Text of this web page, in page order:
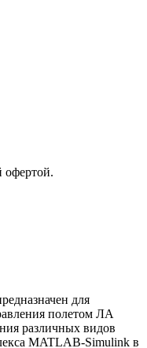
офертой.
для
полетом ЛА
различных видов
MATLAB-Simulink в